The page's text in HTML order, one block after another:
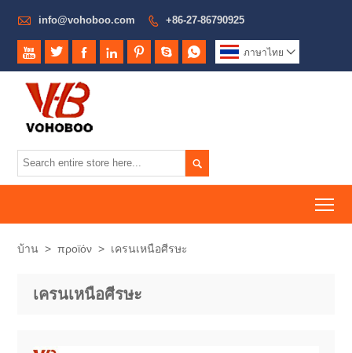
 info@vohoboo.com  +86-27-86790925
       ภาษาไทย 

บ้าน > προϊόν > เครนเหนือศีรษะ
เครนเหนือศีรษะ